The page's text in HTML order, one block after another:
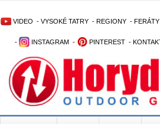
VIDEO - VYSOKÉ TATRY - REGIONY - FERÁTY
- INSTAGRAM - PINTEREST -